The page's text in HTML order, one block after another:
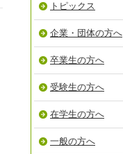
トピックス
企業・団体の方へ
卒業生の方へ
受験生の方へ
在学生の方へ
一般の方へ